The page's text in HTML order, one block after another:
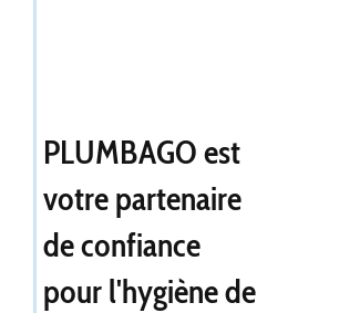
PLUMBAGO est
votre partenaire
de confiance
pour l'hygiène de